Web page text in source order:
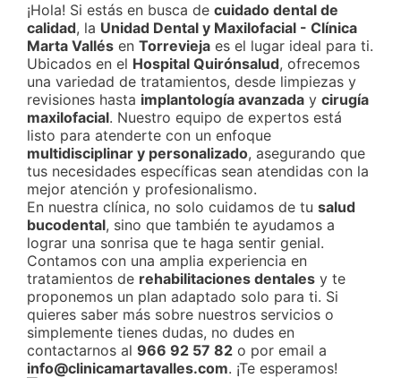
¡Hola! Si estás en busca de cuidado dental de
calidad, la Unidad Dental y Maxilofacial - Clínica
Marta Vallés en Torrevieja es el lugar ideal para ti.
Ubicados en el Hospital Quirónsalud, ofrecemos
una variedad de tratamientos, desde limpiezas y
revisiones hasta implantología avanzada y cirugía
maxilofacial. Nuestro equipo de expertos está
listo para atenderte con un enfoque
multidisciplinar y personalizado, asegurando que
tus necesidades específicas sean atendidas con la
mejor atención y profesionalismo.
En nuestra clínica, no solo cuidamos de tu salud
bucodental, sino que también te ayudamos a
lograr una sonrisa que te haga sentir genial.
Contamos con una amplia experiencia en
tratamientos de rehabilitaciones dentales y te
proponemos un plan adaptado solo para ti. Si
quieres saber más sobre nuestros servicios o
simplemente tienes dudas, no dudes en
contactarnos al 966 92 57 82 o por email a
info@clinicamartavalles.com. ¡Te esperamos!